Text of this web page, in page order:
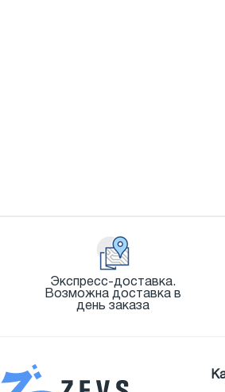
Экспресс-доставка.
Возможна доставка в
день заказа